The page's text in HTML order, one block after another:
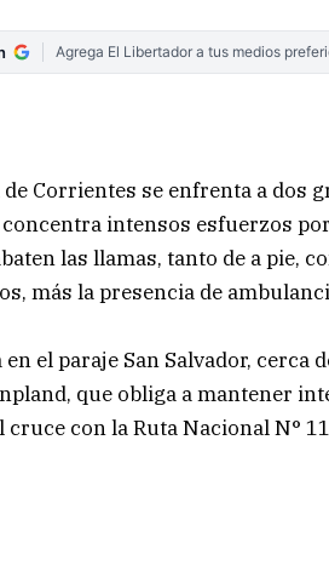
Agrega El Libertador a tus medios
Corrientes se enfrenta a dos
intensos esfuerzos
las llamas, tanto de a pie,
más la presencia de
el paraje San Salvador, cerca
que obliga a mantener
cruce con la Ruta Nacional N°